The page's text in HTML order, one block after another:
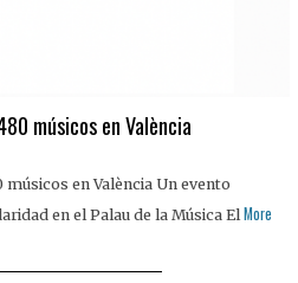
músicos en València
en València Un evento
en el Palau de la Música El More